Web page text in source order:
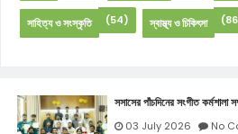
সাহিত্য ও সংস্কৃতি (54) স্বাস্থ্য ও চিকিৎসা
সসাসের পাঁচদিনের সংগীত কর্মশালা
03 July 2026 No